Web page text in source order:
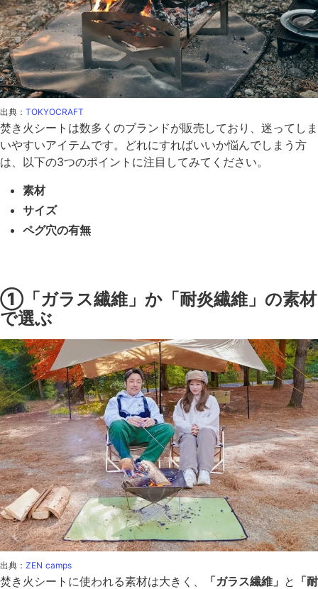
出典： TOKYOCRAFT
焚き火シートは数多くのブランドが販売しており、迷ってしま
いやすいアイテムです。どれにすればいいか悩んでしまう方
は、以下の3つのポイントに注目してみてください。
素材
サイズ
ペグ穴の有無
①「ガラス繊維」か「耐炎繊維」の素材
で選ぶ
出典： ZEN camps
焚き火シートに使われる素材は大きく、 「ガラス繊維」 と 「耐